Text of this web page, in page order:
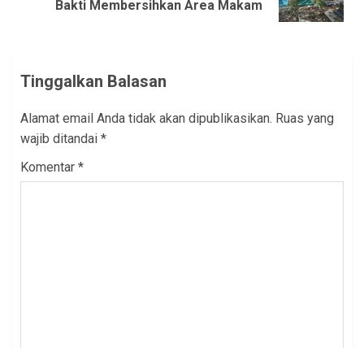
Bakti Membersihkan Area Makam
Tinggalkan Balasan
Alamat email Anda tidak akan dipublikasikan. Ruas yang
wajib ditandai *
Komentar *